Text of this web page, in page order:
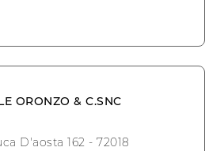
ORONZO & C.SNC
D'aosta 162 - 72018